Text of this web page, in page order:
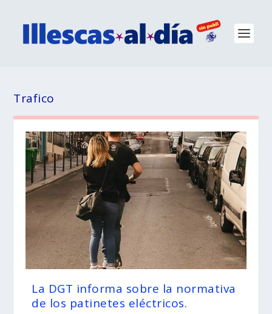
Trafico
La DGT informa sobre la normativa
de los patinetes eléctricos.